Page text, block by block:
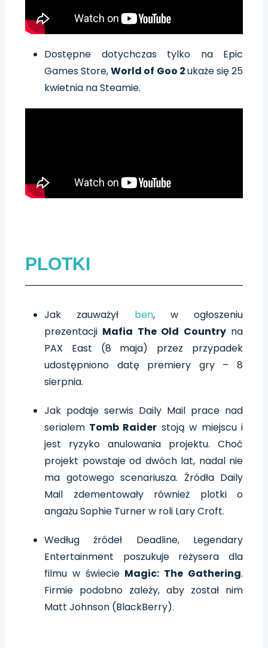
Dostępne dotychczas tylko na Epic
Games Store,World of Goo 2ukaże się 25
kwietnia na Steamie.
PLOTKI
Jak zauważył ben, w ogłoszeniu
prezentacji Mafia The Old Countryna
PAX East (8 maja) przez przypadek
udostępniono datę premiery gry – 8
sierpnia.
Jak podaje serwis Daily Mail prace nad
serialem Tomb Raider stoją w miejscu i
jest ryzyko anulowania projektu. Choć
projekt powstaje od dwóch lat, nadal nie
ma gotowego scenariusza. Źródła Daily
Mail zdementowały również plotki o
angażu Sophie Turner w roli Lary Croft.
Według źródeł Deadline, Legendary
Entertainment poszukuje reżysera dla
filmu w świecie Magic: The Gathering.
Firmie podobno zależy, aby został nim
Matt Johnson (BlackBerry).